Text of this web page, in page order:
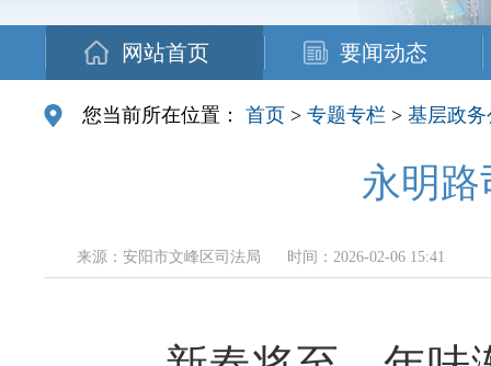
网站首页 要闻动态
您当前所在位置： 首页 > 专题专栏 > 基层政
永明
来源：安阳市文峰区司法局 时间：2026-02-06 15:41